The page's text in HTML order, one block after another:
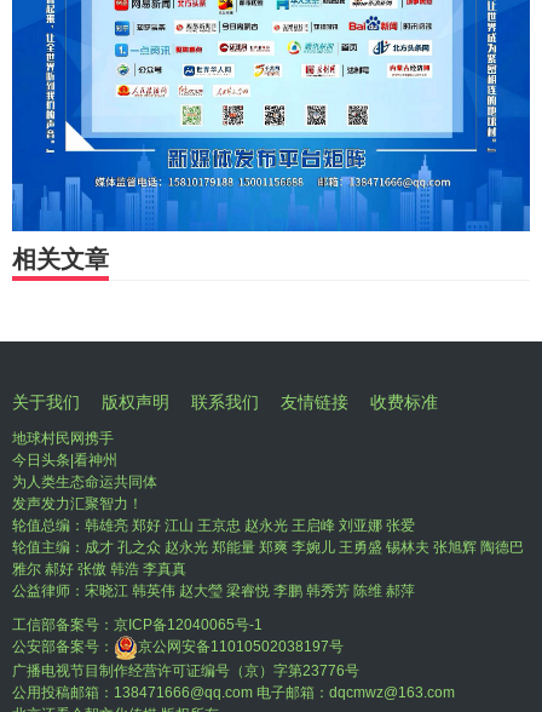
相关文章
关于我们 版权声明 联系我们 友情链接 收费标准
地球村民网携手
今日头条|看神州
为人类生态命运共同体
发声发力汇聚智力！
轮值总编：韩雄亮 郑好 江山 王京忠 赵永光 王启峰 刘亚娜 张爱
轮值主编：成才 孔之众 赵永光 郑能量 郑爽 李婉儿 王勇盛 锡林夫 张旭辉 陶德巴
雅尔 郝好 张傲 韩浩 李真真
公益律师：宋晓江 韩英伟 赵大瑩 梁睿悦 李鹏 韩秀芳 陈维 郝萍
工信部备案号： 京ICP备12040065号-1
公安部备案号：
京公网安备11010502038197号
广播电视节目制作经营许可证编号（京）字第23776号
公用投稿邮箱：138471666@qq.com 电子邮箱：dqcmwz@163.com